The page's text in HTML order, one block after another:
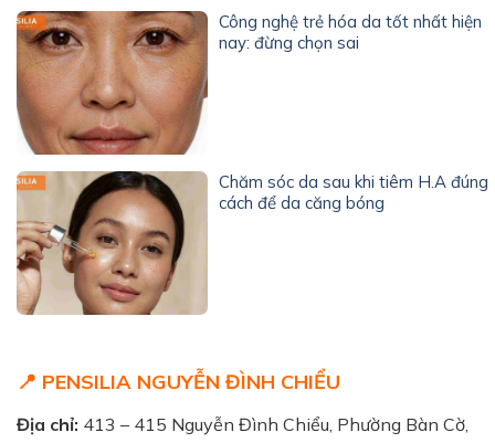
Công nghệ trẻ hóa da tốt nhất hiện
nay: đừng chọn sai
Chăm sóc da sau khi tiêm H.A đúng
cách để da căng bóng
📍 PENSILIA NGUYỄN ĐÌNH CHIỂU
Địa chỉ: 413 – 415 Nguyễn Đình Chiểu, Phường Bàn Cờ,